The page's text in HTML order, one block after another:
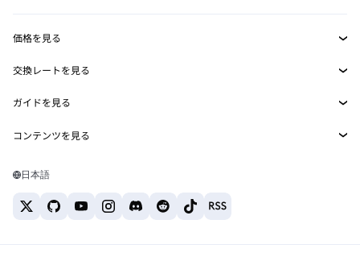
MetaMask Connect
Snaps
Web3サービス
セキュリティ
サポート
キャリア
お問い合わせ
価格を見る
イーサリアムの価格
Solanaの価格
Tetherの価格
交換レートを見る
ETH→USD
USDT→INR
BTC→INR
ETH→USDT
ガイドを見る
ETHの購入
USDTの購入
コンテンツを見る
Solanaウォレット
日本語